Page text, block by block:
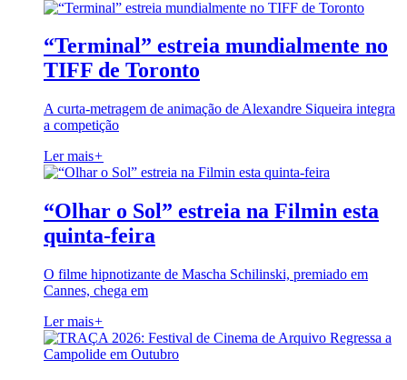
“Terminal” estreia mundialmente no
TIFF de Toronto
A curta-metragem de animação de Alexandre Siqueira integra
a competição
Ler mais+
“Olhar o Sol” estreia na Filmin esta
quinta-feira
O filme hipnotizante de Mascha Schilinski, premiado em
Cannes, chega em
Ler mais+